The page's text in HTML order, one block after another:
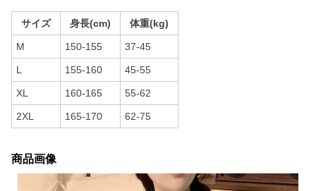
サイズ 身長(cm) 体重(kg)
M 150-155 37-45
L 155-160 45-55
XL 160-165 55-62
2XL 165-170 62-75
商品画像